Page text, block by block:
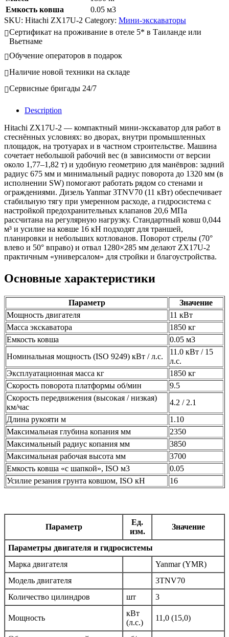
Емкость ковша
0.05 м3
SKU: Hitachi ZX17U-2 Category: Мини-экскаваторы
Сертификат на проживание в отеле 5* в Таиланде или
Вьетнаме
Обучение операторов в подарок
Наличие новой техники на складе
Сервисные бригады 24/7
Description
Hitachi ZX17U-2 — компактный мини-экскаватор для работ в
стеснённых условиях: во дворах, внутри промышленных
площадок, на тротуарах и в частном строительстве. Машина
сочетает небольшой рабочий вес (в зависимости от версии
около 1,77–1,82 т) и удобную геометрию для манёвров: задний
радиус 675 мм и минимальный радиус поворота до 1320 мм (в
исполнении SW) помогают работать рядом со стенами и
ограждениями. Дизель Yanmar 3TNV70 (11 кВт) обеспечивает
стабильную тягу при умеренном расходе, а гидросистема с
настройкой предохранительных клапанов 20,6 МПа
рассчитана на регулярную нагрузку. Стандартный ковш 0,044
м³ и усилие на ковше 16 кН подходят для траншей,
планировки и небольших котлованов. Поворот стрелы (70°
влево и 50° вправо) и отвал 1280×285 мм делают ZX17U-2
практичным «универсалом» для стройки и благоустройства.
Основные характеристики
Параметр
Значение
Мощность двигателя
11 кВт
Масса экскаватора
1850 кг
Емкость ковша
0.05 м3
Номинальная мощность (ISO 9249) кВт / л.с.
11.0 кВт / 15
л.с.
Эксплуатационная масса кг
1850 кг
Скорость поворота платформы об/мин
9.5
Скорость передвижения (высокая / низкая)
км/час
4.2 / 2.1
Длина рукояти м
1.10
Максимальная глубина копания мм
2350
Максимальный радиус копания мм
3850
Максимальная рабочая высота мм
3700
Емкость ковша «с шапкой», ISO м3
0.05
Усилие резания грунта ковшом, ISO кН
16
Параметр
Ед.
изм.
Значение
Параметры двигателя и гидросистемы
Марка двигателя
Yanmar (YMR)
Модель двигателя
3TNV70
Количество цилиндров
шт 3
Мощность
кВт
(л.с.)
11,0 (15,0)